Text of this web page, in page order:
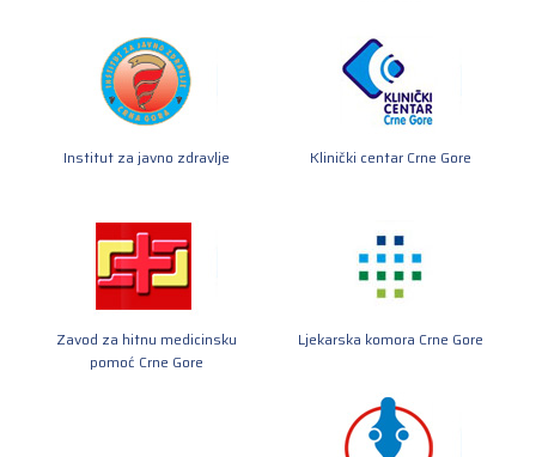
Institut za javno zdravlje Klinički centar Crne Gore
Zavod za hitnu medicinsku
pomoć Crne Gore
Ljekarska komora Crne Gore